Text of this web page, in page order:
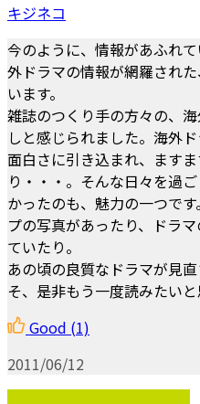
キジネコ
今のように、情報があふれ
外ドラマの情報が網羅され
います。
雑誌のつくり手の方々の、
しと感じられました。海外
面白さに引き込まれ、ます
り・・・。そんな日々を過
かったのも、魅力の一つで
プの写真があったり、ドラ
ていたり。
あの頃の良質なドラマが見
そ、是非もう一度読みたいと
Good (1)
2011/06/12